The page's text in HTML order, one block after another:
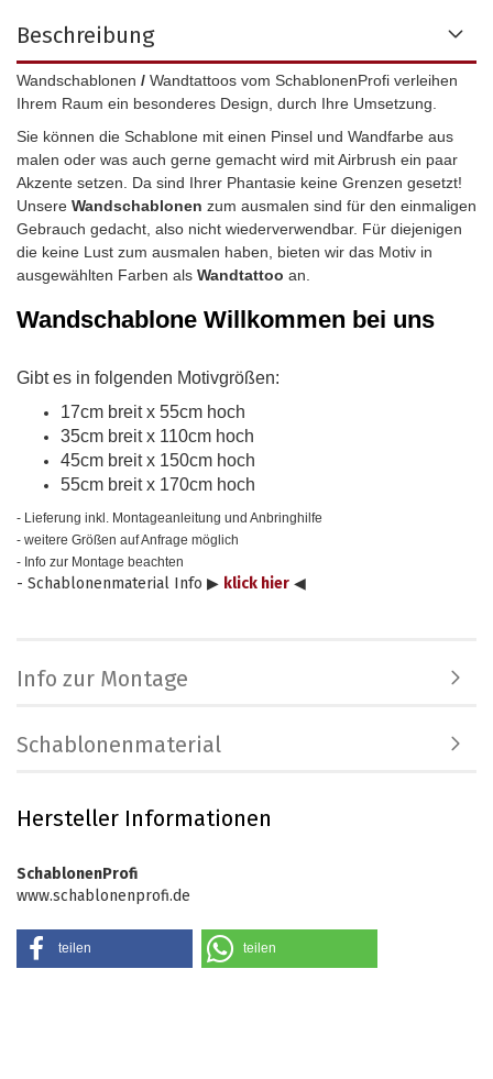
Beschreibung
Wandschablonen / Wandtattoos vom SchablonenProfi verleihen
Ihrem Raum ein besonderes Design, durch Ihre Umsetzung.
Sie können die Schablone mit einen Pinsel und Wandfarbe aus
malen oder was auch gerne gemacht wird mit Airbrush ein paar
Akzente setzen. Da sind Ihrer Phantasie keine Grenzen gesetzt!
Unsere Wandschablonen zum ausmalen sind für den einmaligen
Gebrauch gedacht, also nicht wiederverwendbar. Für diejenigen
die keine Lust zum ausmalen haben, bieten wir das Motiv in
ausgewählten Farben als Wandtattoo an.
Wandschablone Willkommen bei uns
Gibt es in folgenden Motivgrößen:
17cm breit x 55cm hoch
35cm breit x 110cm hoch
45cm breit x 150cm hoch
55cm breit x 170cm hoch
- Lieferung inkl. Montageanleitung und Anbringhilfe
- weitere Größen auf Anfrage möglich
- Info zur Montage beachten
- Schablonenmaterial Info ▶ klick hier ◀
Info zur Montage
Schablonenmaterial
Hersteller Informationen
SchablonenProfi
www.schablonenprofi.de
teilen teilen